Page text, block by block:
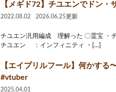
【メギド72】チユエンでドン・
2022.08.02 2026.06.25更新
チユエン汎用編成 理解った 〇霊宝 ・
チユエン ：インフィニティ ・[…]
【エイプリルフール】何かする
#vtuber
2025.04.01